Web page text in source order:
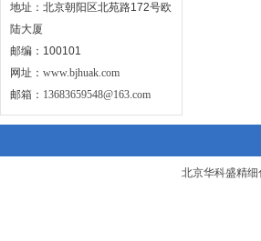
地址：北京朝阳区北苑路172号欧
陆大厦
邮编：100101
网址： www.bjhuak.com
邮箱： 13683659548@163.com
北京华科盛精